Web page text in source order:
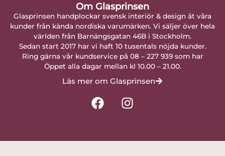
Om Glasprinsen
Glasprinsen handplockar svensk interiör & design åt våra
kunder från kända nordiska varumärken. Vi säljer över hela
världen från Barnängsgatan 46B i Stockholm.
Sedan start 2017 har vi haft 10 tusentals nöjda kunder.
Ring gärna vår kundservice på 08 – 227 939 som har
Öppet alla dagar mellan kl 10.00 – 21.00.
Läs mer om Glasprinsen
F
a
I
n